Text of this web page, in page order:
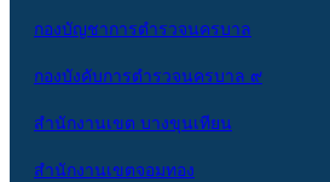
กองบัญชาการตำรวจนครบาล
กองบังคับการตำรวจนครบาล ๙
สำนักงานเขต บางขุนเทียน
สำนักงานเขตจอมทอง